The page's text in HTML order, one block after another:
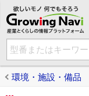
環境・施設・備品